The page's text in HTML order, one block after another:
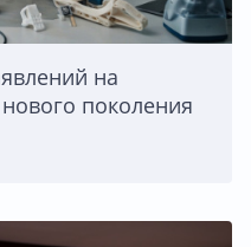
на
поколения